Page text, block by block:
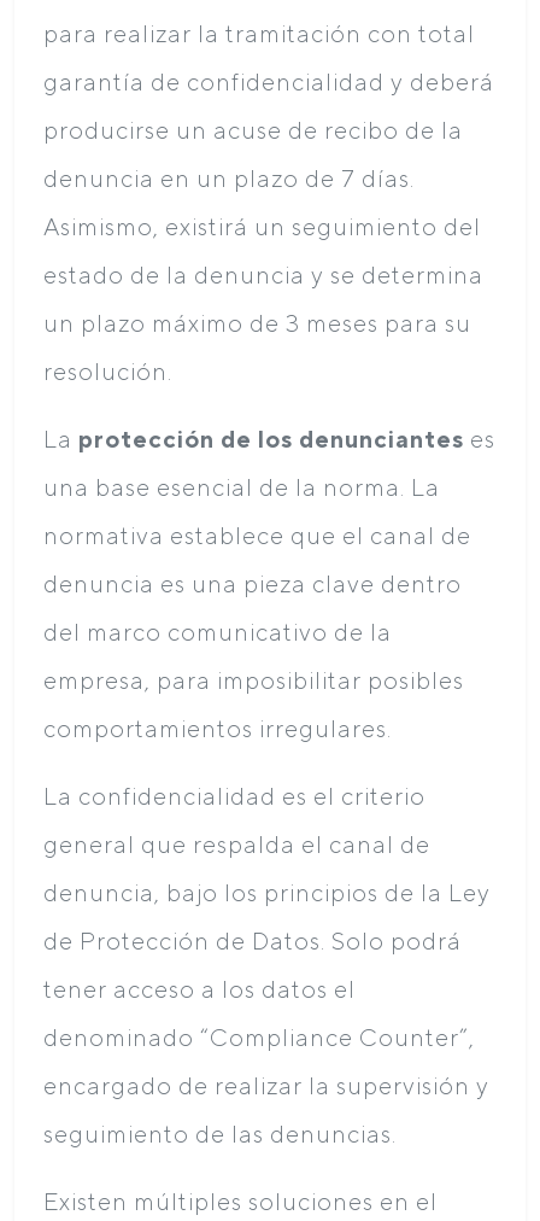
para realizar la tramitación con total
garantía de confidencialidad y deberá
producirse un acuse de recibo de la
denuncia en un plazo de 7 días.
Asimismo, existirá un seguimiento del
estado de la denuncia y se determina
un plazo máximo de 3 meses para su
resolución.
La protección de los denunciantes es
una base esencial de la norma. La
normativa establece que el canal de
denuncia es una pieza clave dentro
del marco comunicativo de la
empresa, para imposibilitar posibles
comportamientos irregulares.
La confidencialidad es el criterio
general que respalda el canal de
denuncia, bajo los principios de la Ley
de Protección de Datos. Solo podrá
tener acceso a los datos el
denominado “Compliance Counter”,
encargado de realizar la supervisión y
seguimiento de las denuncias.
Existen múltiples soluciones en el